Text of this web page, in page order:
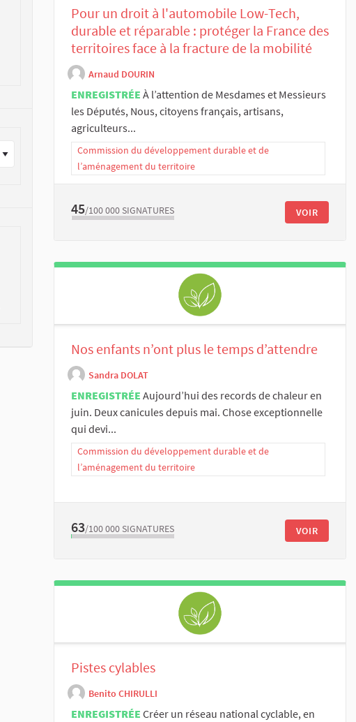
Pour un droit à l'automobile Low-Tech,
durable et réparable : protéger la France des
territoires face à la fracture de la mobilité
Arnaud DOURIN
ENREGISTRÉE À l’attention de Mesdames et Messieurs
les Députés, Nous, citoyens français, artisans,
agriculteurs...
Commission du développement durable et de
l’aménagement du territoire
45/100 000 SIGNATURES VOIR
Nos enfants n’ont plus le temps d’attendre
Sandra DOLAT
ENREGISTRÉE Aujourd’hui des records de chaleur en
juin. Deux canicules depuis mai. Chose exceptionnelle
qui devi...
Commission du développement durable et de
l’aménagement du territoire
63/100 000 SIGNATURES VOIR
Pistes cylables
Benito CHIRULLI
ENREGISTRÉE Créer un réseau national cyclable, en